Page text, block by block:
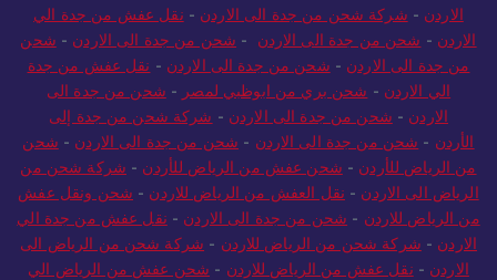
الاردن - شركة شحن من جدة الى الاردن - نقل عفش من جدة الي
الاردن - شحن من جدة الى الاردن - شحن من جدة الى الاردن - شحن
من جدة الى الاردن - شحن من جدة الى الاردن - نقل عفش من جدة
الي الاردن - شحن بري من ابوظبي لمصر - شحن من جدة الى
الاردن - شحن من جدة الى الاردن - شركة شحن من جدة إلى
الأردن - شحن من جدة الى الاردن - شحن من جدة الى الاردن - شحن
من الرياض للأردن - شحن عفش من الرياض للأردن - شركة شحن من
الرياض الى الاردن - نقل العفش من الرياض للاردن - شحن ونقل عفش
من الرياض للاردن - شحن من جدة الى الاردن - نقل عفش من جدة الي
الاردن - شركة شحن من الرياض للاردن - شركة شحن من الرياض الى
الاردن - نقل عفش من الرياض للاردن - شحن عفش من الرياض الي